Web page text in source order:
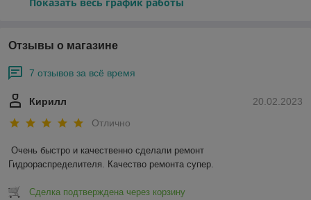
Отзывы о магазине
7 отзывов за всё время
20.02.2023
Кирилл
Отлично
Очень быстро и качественно сделали ремонт
Гидрораспределителя. Качество ремонта супер.
Сделка подтверждена через корзину